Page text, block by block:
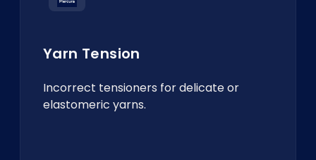
Yarn Tension
Incorrect tensioners for delicate or
elastomeric yarns.